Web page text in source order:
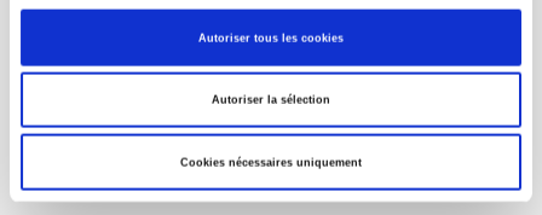
Autoriser tous les cookies
Autoriser la sélection
Cookies nécessaires uniquement
À paraître
La France et l'Union européenne